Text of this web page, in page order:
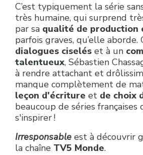
C’est typiquement la série
très humaine, qui surprend
par sa qualité de production
parfois graves, qu’elle aborde.
dialogues ciselés et à un
talentueux, Sébastien
à rendre attachant et
manque complètement de
leçon d'écriture et de choix
beaucoup de séries françaises
s'inspirer !
Irresponsable est à découvrir
la chaîne TV5 Monde.